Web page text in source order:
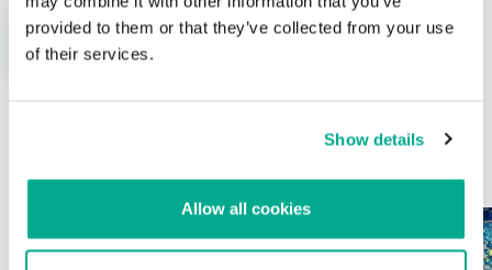
provided to them or that they’ve collected from your use
of their services.
Show details
Allow all cookies
ÚLTIMAS PUBLICACIONES